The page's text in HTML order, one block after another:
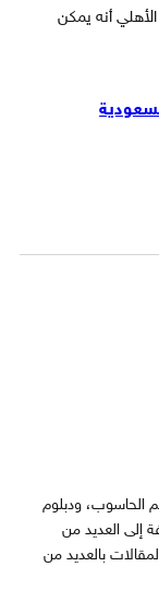
أنه يمكن
الحاسوب، ودبلوم
إلى العديد من
في كتابة المقالات بالعديد من